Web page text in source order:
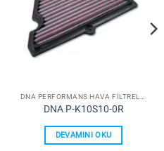
DNA P-K10S10-0R
DEVAMINI OKU